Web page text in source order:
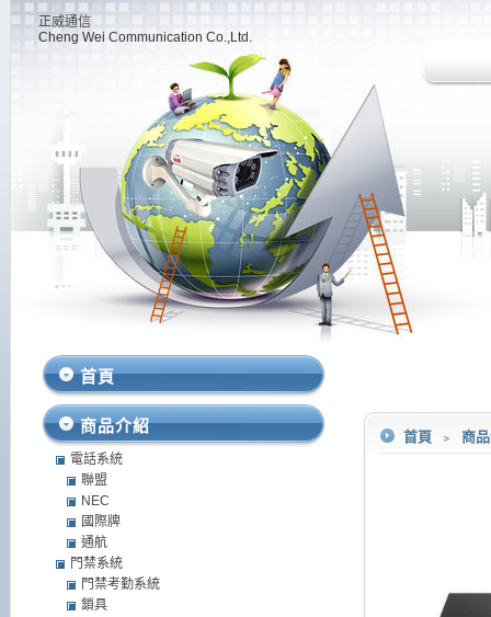
正威通信
Cheng Wei Communication Co.,Ltd.
首頁 ﹥ 商
首頁
商品介紹
電話系統
聯盟
NEC
國際牌
通航
門禁系統
門禁考勤系統
鎖具